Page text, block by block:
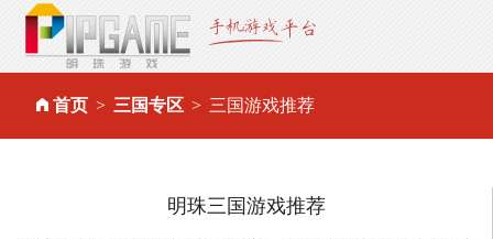
首页 三国专区 三国游戏推荐
明珠三国游戏推荐